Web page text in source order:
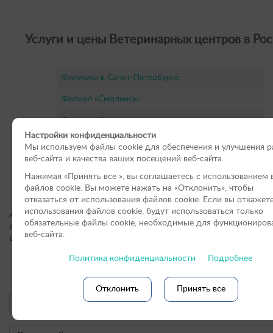
Услуги и цены Ветеринарных центров в
Филиалы в Санкт-Петербурге
Филиал «Смоленск»
Филиал «Севастополь»
Филиал «Брянск»
«Клиника Кошек» г. Москва
«Клиника Кошек» г. Санкт-Петербурге
Для получения подробной информации о стоимости услуг,
обращайтесь по контактным телефонам или оставьте онлайн-
сайте.
Онлайн-форма заявки:
Настройки конфиденциальности
Мы используем файлы cookie для обеспечения и улучшения
веб-сайта и качества ваших посещений веб-сайта.
Нажимая «Принять вce », вы соглашаетесь с использованием
файлов cookie. Вы можете нажать на «Отклонить», чтобы
отказаться от использования файлов сookie. Если вы
использования файлов cookie, будут использоваться только
обязательные файлы cookie, необходимые для
веб-сайта.
Политика конфиденциальности Подробнее
Отклонить Принять все